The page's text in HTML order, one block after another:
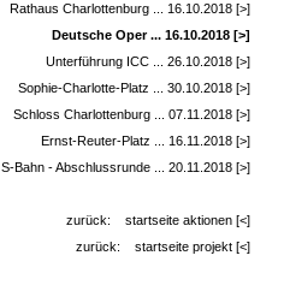
Rathaus Charlottenburg ... 16.10.2018 [>]
Deutsche Oper ... 16.10.2018 [>]
Unterführung ICC ... 26.10.2018 [>]
Sophie-Charlotte-Platz ... 30.10.2018 [>]
Schloss Charlottenburg ... 07.11.2018 [>]
Ernst-Reuter-Platz ... 16.11.2018 [>]
S-Bahn - Abschlussrunde ... 20.11.2018 [>]
zurück:
startseite aktionen [<]
zurück:
startseite projekt [<]